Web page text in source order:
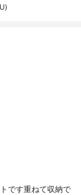
です重ねて収納で